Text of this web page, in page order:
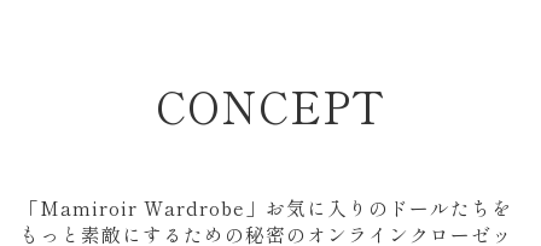
CONCEPT
「Mamiroir Wardrobe」お気に入りのドールたちを
もっと素敵にするための秘密のオンラインクローゼッ